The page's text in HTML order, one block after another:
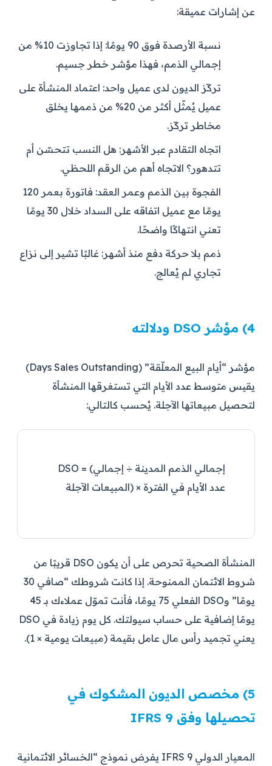
عن إشارات عميقة:
نسبة الأرصدة فوق 90 يومًا:
إذا تجاوزت 10% من
إجمالي الذمم، فهذا مؤشر خطر جسيم.
تركّز الديون لدى عميل واحد: اعتماد المنشأة على
عميل يُمثّل أكثر من 20% من ذممها يخلق
مخاطر تركّز.
اتجاه التقادم عبر الأشهر: هل النسب تتحسّن أم
تتدهور؟ الاتجاه أهم من الرقم اللحظي.
الفجوة بين الذمم وعمر العقد:
فاتورة بعمر 120
يومًا مع عميل اتفاقه على السداد خلال 30 يومًا
تعني انتهاكًا واضحًا.
ذمم بلا حركة دفع منذ أشهر: غالبًا تشير إلى نزاع
تجاري لم يُعالج.
4) مؤشر DSO ودلالته
مؤشر “أيام البيع المعلّقة” (Days Sales Outstanding)
يقيس متوسط عدد الأيام التي تستغرقها المنشأة
لتحصيل مبيعاتها الآجلة. يُحسب كالتالي:
DSO = (إجمالي الذمم المدينة ÷ إجمالي
المبيعات الآجلة) × عدد الأيام في الفترة
المنشأة الصحية تحرص على أن يكون DSO قريبًا من
شروط الائتمان الممنوحة. إذا كانت شروطك “صافي 30
يومًا” وDSO الفعلي 75 يومًا، فأنت تموّل عملاءك بـ 45
يومًا إضافية على حساب سيولتك. كل يوم زيادة في DSO
يعني تجميد رأس مال عامل بقيمة (مبيعات يومية × 1).
5) مخصص الديون المشكوك في
تحصيلها وفق IFRS 9
المعيار الدولي IFRS 9 يفرض نموذج “الخسائر الائتمانية